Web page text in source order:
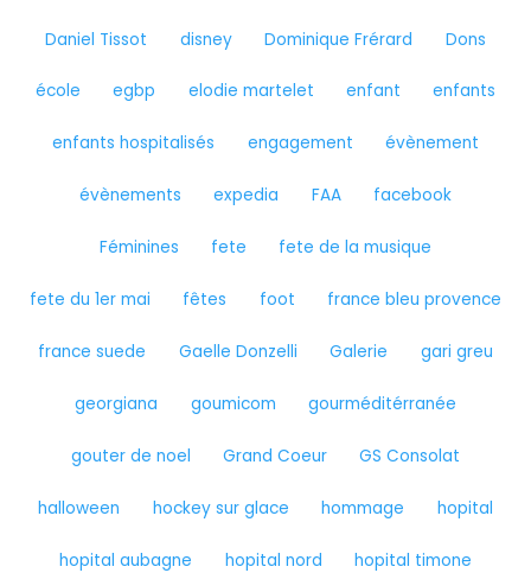
Daniel Tissot disney Dominique Frérard Dons
école egbp elodie martelet enfant enfants
enfants hospitalisés engagement évènement
évènements expedia FAA facebook
Féminines fete fete de la musique
fete du 1er mai fêtes foot france bleu provence
france suede Gaelle Donzelli Galerie gari greu
georgiana goumicom gourméditérranée
gouter de noel Grand Coeur GS Consolat
halloween hockey sur glace hommage hopital
hopital aubagne hopital nord hopital timone